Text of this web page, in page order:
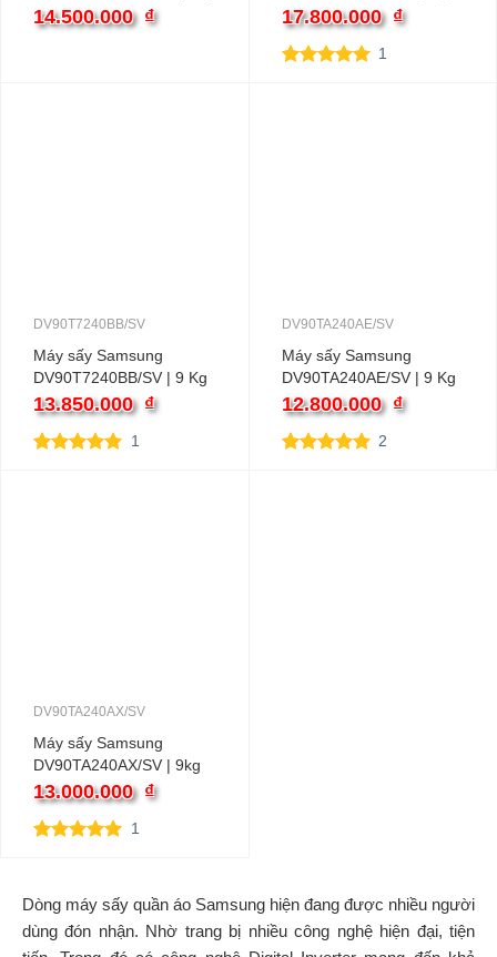
Bơm nhiệt Inverter
14.500.000 ₫
Bơm nhiệt
17.800.000 ₫
1
DV90T7240BB/SV
Máy sấy Samsung
DV90T7240BB/SV | 9 Kg
Bơm nhiệt Inverter
13.850.000 ₫
1
DV90TA240AE/SV
Máy sấy Samsung
DV90TA240AE/SV | 9 Kg
Bơm nhiệt
12.800.000 ₫
2
DV90TA240AX/SV
Máy sấy Samsung
DV90TA240AX/SV | 9kg
bơm nhiệt
13.000.000 ₫
1
Dòng máy sấy quần áo Samsung hiện đang được nhiều người
dùng đón nhận. Nhờ trang bị nhiều công nghệ hiện đại, tiện